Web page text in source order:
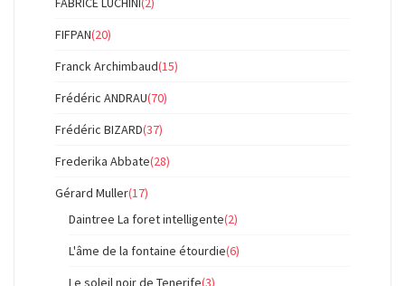
FIFPAN(20)
Franck Archimbaud(15)
Frédéric ANDRAU(70)
Frédéric BIZARD(37)
Frederika Abbate(28)
Gérard Muller(17)
Daintree La foret intelligente(2)
L'âme de la fontaine étourdie(6)
Le soleil noir de Tenerife(3)